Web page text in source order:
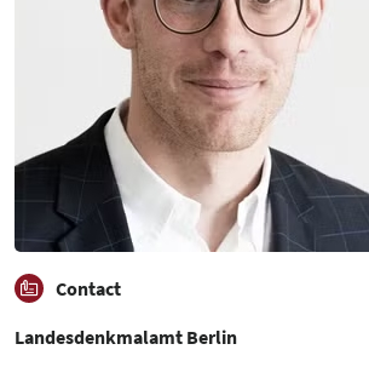
Contact
Landesdenkmalamt Berlin